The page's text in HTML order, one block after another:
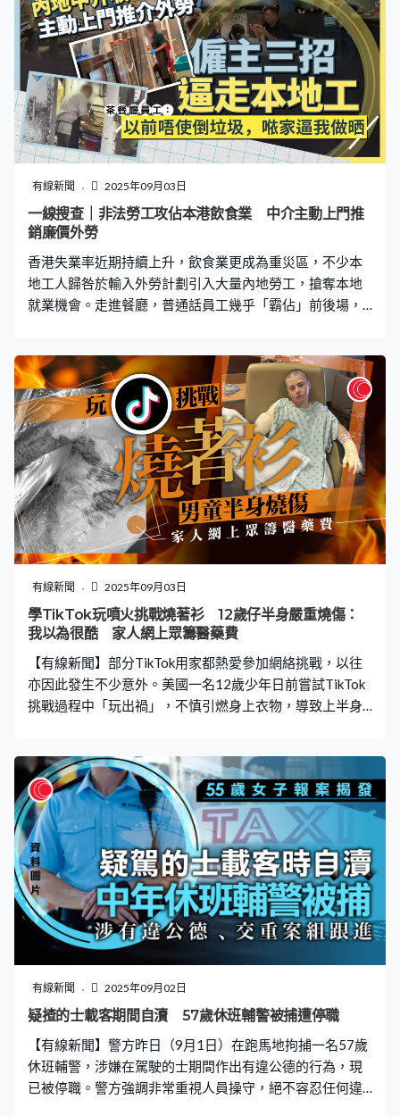
Slough）與丈夫育有一女，上月初向家人聲稱與友人去立
陶宛度假，實際卻是獨自飛往瑞士，兩日後在當地診所執
行安樂死。女兒梅根羅亞爾（Megan Royal）收到母親友
人的訊息，得知母親輕生計劃後，隨即轉告父親，然而眾
人均沒法與史洛取得聯繫。直至翌日下午，梅根收到診所
通知，確認其母親已離世，「他們還告訴我，她的骨灰會
在六至八周內寄給我，那一刻，我感到整個世界都崩塌
了」。更令她震驚的是，母親的骨灰僅被裝在一個普通棕
色罐子，以郵寄方式運送，「我只能追蹤單號，彷彿她是
個包裹一樣」。 女兒透露，母親史洛長年與憂鬱症、焦慮
症及纖維肌痛症纏鬥，飽受疼痛與疲憊折磨。而在其兩個
根羅亞爾稱「
有線新聞 2025年09月03日
一線搜查｜非法勞工攻佔本港飲食業 中介主動上門推
銷廉價外勞
香港失業率近期持續上升，飲食業更成為重災區，不少本
地工人歸咎於輸入外勞計劃引入大量內地勞工，搶奪本地
就業機會。走進餐廳，普通話員工幾乎「霸佔」前後場，
走本地工人。勞工團體及求職者質疑計劃監管鬆散，呼籲
政府堵塞漏洞。 飲食業本地工人失業潮 外勞「攻佔」職
場 茶餐廳工作超過20年的阿俊（化名）感嘆行業式微，
「香港飲食業已經好式微、已經好低落，仲要加埋啲外勞
過嚟。間間餐廳，基本上你行入去，聽到好多普通話口音
嘅員工。無論廳面、廚房，基本上香港已被佢哋全面霸
佔。」他指出，許多本地工人面臨失業或開工不足，「你
政府仲話要繼續，咁你只係幫咗老細嘅啫，幫唔到我
哋。」 阿俊透露，部分中介公司主動上門，向餐廳老闆推
銷廉價外勞，更提供內地勞工試工安排，試工數日後即可
正式聘用。他曾與一名試工員工交談，對方坦言從深圳請
假三天來港試工。阿俊批評，僱主成功聘請外勞後，常透
過增加工作量逼走本地員工，「佢一路一路加強你嘅工作
啊？唔做、頂唔順嘅，你咪走囉！譬如倒垃圾，以前唔使
有線新聞 2025年09月03日
學TikTok玩噴火挑戰燒著衫 12歲仔半身嚴重燒傷：
我以為很酷 家人網上眾籌醫藥費
【有線新聞】部分TikTok用家都熱愛參加網絡挑戰，以往
亦因此發生不少意外。美國一名12歲少年日前嘗試TikTok
挑戰過程中「玩出禍」，不慎引燃身上衣物，導致上半身
噴火焫著衫 男童半身三級燒傷 據外媒報道，事發於上月
16日，來自德州的12歲少年巴拉德（Caden Ballard）和哥
哥在TikTok觀看影片，看到有人將外用酒精倒進瓶子裡然
後點火，製造出「噴射火焰」的效果。兩兄弟認為很酷、
好玩，決定在家中模仿實驗。巴拉德憶述：「哥哥當時稱
『看起來火已經滅了』，就叫我扔掉瓶子。」然而，當他
將瓶子丟進垃圾桶後，身上的襯衫突然起火。哥哥發現
後，迅速扯下弟弟的上衣，並指示他趴下滾動以撲滅火
焰。鄰居聽到兩兄弟的慘叫聲後，亦急忙報警求助。 原來
兩兄弟在實驗中使用了「異丙醇」，這種物質燃燒後會產
生「隱形火焰」，因此兩人未有察覺危險。最終火苗點燃
巴拉德的上衣，波及其胸口、手臂與腹部，造成二至三級
燒傷。 身上11%面積燒傷或須整形 母親：他皮膚像融化
了 兩兄弟的母親克莉絲蒂娜憶述當時情景時仍心有餘悸
有線新聞 2025年09月02日
疑揸的士載客期間自瀆 57歲休班輔警被捕遭停職
【有線新聞】警方昨日（9月1日）在跑馬地拘捕一名57歲
休班輔警，涉嫌在駕駛的士期間作出有違公德的行為，現
已被停職。警方強調非常重視人員操守，絕不容忍任何違